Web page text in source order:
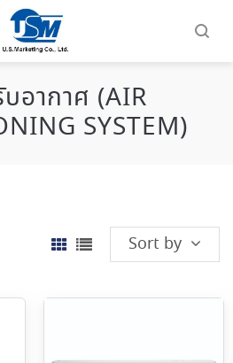
อากาศ (AIR
SYSTEM)
Sort by